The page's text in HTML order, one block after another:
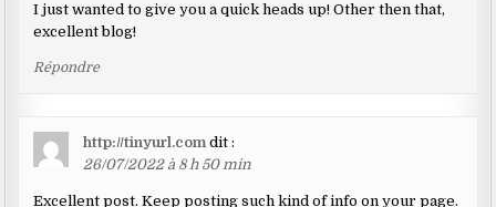
I just wanted to give you a quick heads up! Other then that,
excellent blog!
Répondre
http://tinyurl.com dit :
26/07/2022 à 8 h 50 min
Excellent post. Keep posting such kind of info on your page.